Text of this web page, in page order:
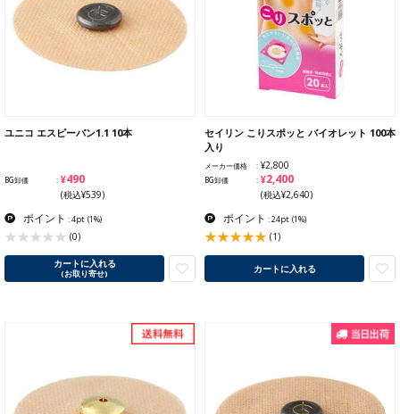
ユニコ エスピーバン1.1 10本
BG卸価 ¥490
(税込¥539)
ポイント : 4pt (1%)
(0)
カートに入れる
(お取り寄せ)
セイリン こりスポッと バイオレット 100本
入り
メーカー価格 ¥2,800
BG卸価 ¥2,400
(税込¥2,640)
ポイント : 24pt (1%)
(1)
カートに入れる